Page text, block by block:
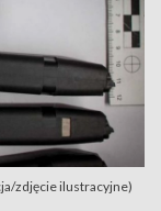
zdjęcie ilustracyjne)